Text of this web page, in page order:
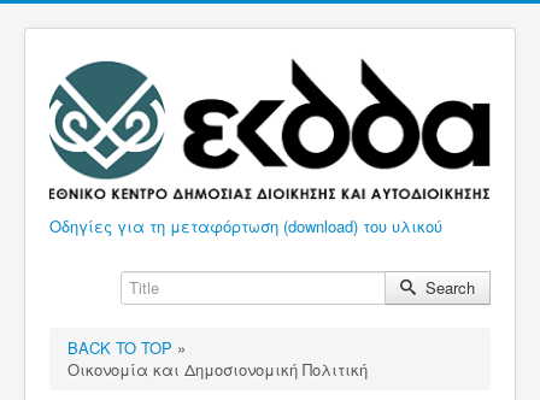
Οδηγίες για τη μεταφόρτωση (download) του υλικού
Search
BACK TO TOP »
Οικονομία και Δημοσιονομική Πολιτική